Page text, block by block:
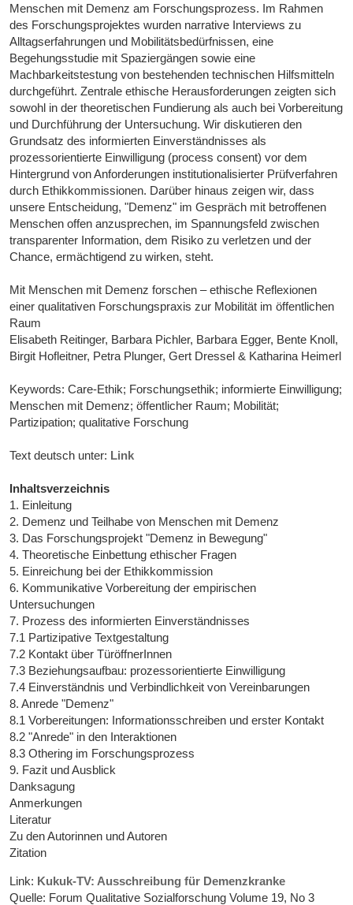
Menschen mit Demenz am Forschungsprozess. Im Rahmen
des Forschungsprojektes wurden narrative Interviews zu
Alltagserfahrungen und Mobilitätsbedürfnissen, eine
Begehungsstudie mit Spaziergängen sowie eine
Machbarkeitstestung von bestehenden technischen Hilfsmitteln
durchgeführt. Zentrale ethische Herausforderungen zeigten sich
sowohl in der theoretischen Fundierung als auch bei Vorbereitung
und Durchführung der Untersuchung. Wir diskutieren den
Grundsatz des informierten Einverständnisses als
prozessorientierte Einwilligung (process consent) vor dem
Hintergrund von Anforderungen institutionalisierter Prüfverfahren
durch Ethikkommissionen. Darüber hinaus zeigen wir, dass
unsere Entscheidung, "Demenz" im Gespräch mit betroffenen
Menschen offen anzusprechen, im Spannungsfeld zwischen
transparenter Information, dem Risiko zu verletzen und der
Chance, ermächtigend zu wirken, steht.
Mit Menschen mit Demenz forschen – ethische Reflexionen
einer qualitativen Forschungspraxis zur Mobilität im öffentlichen
Raum
Elisabeth Reitinger, Barbara Pichler, Barbara Egger, Bente Knoll,
Birgit Hofleitner, Petra Plunger, Gert Dressel & Katharina Heimerl
Keywords: Care-Ethik; Forschungsethik; informierte Einwilligung;
Menschen mit Demenz; öffentlicher Raum; Mobilität;
Partizipation; qualitative Forschung
Text deutsch unter: Link
Inhaltsverzeichnis
1. Einleitung
2. Demenz und Teilhabe von Menschen mit Demenz
3. Das Forschungsprojekt "Demenz in Bewegung"
4. Theoretische Einbettung ethischer Fragen
5. Einreichung bei der Ethikkommission
6. Kommunikative Vorbereitung der empirischen
Untersuchungen
7. Prozess des informierten Einverständnisses
7.1 Partizipative Textgestaltung
7.2 Kontakt über TüröffnerInnen
7.3 Beziehungsaufbau: prozessorientierte Einwilligung
7.4 Einverständnis und Verbindlichkeit von Vereinbarungen
8. Anrede "Demenz"
8.1 Vorbereitungen: Informationsschreiben und erster Kontakt
8.2 "Anrede" in den Interaktionen
8.3 Othering im Forschungsprozess
9. Fazit und Ausblick
Danksagung
Anmerkungen
Literatur
Zu den Autorinnen und Autoren
Zitation
Link: Kukuk-TV: Ausschreibung für Demenzkranke
Quelle: Forum Qualitative Sozialforschung Volume 19, No 3